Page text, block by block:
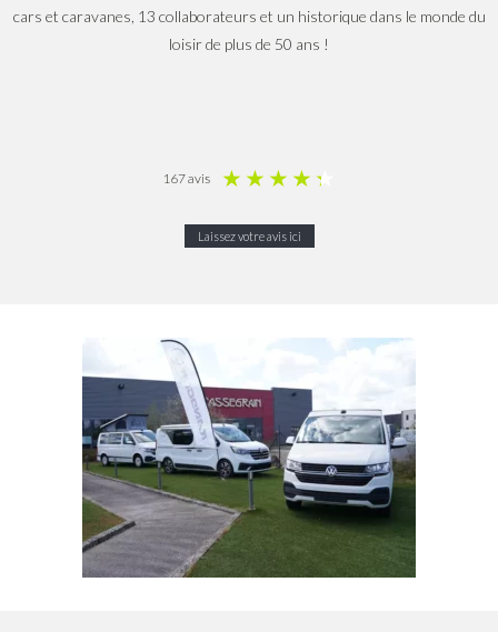
cars et caravanes, 13 collaborateurs et un historique dans le monde du
loisir de plus de 50 ans !
167 avis ★ ★ ★ ★ ★
Laissez votre avis ici